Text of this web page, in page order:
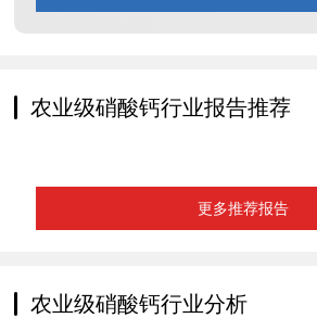
农业级硝酸钙行业报告推荐
更多推荐报告
农业级硝酸钙行业分析